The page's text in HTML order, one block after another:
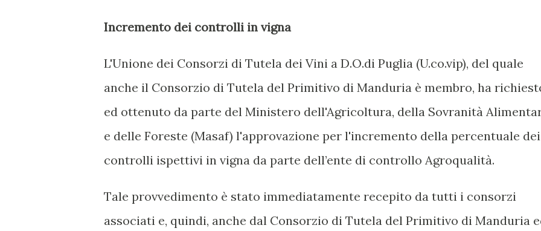
Incremento dei controlli in vigna
L'Unione dei Consorzi di Tutela dei Vini a D.O.di Puglia (U.co.vip), del quale
anche il Consorzio di Tutela del Primitivo di Manduria è membro, ha
ed ottenuto da parte del Ministero dell'Agricoltura, della Sovranità
e delle Foreste (Masaf) l'approvazione per l'incremento della percentuale dei
controlli ispettivi in vigna da parte dell’ente di controllo Agroqualità.
Tale provvedimento è stato immediatamente recepito da tutti i consorzi
associati e, quindi, anche dal Consorzio di Tutela del Primitivo di Manduria